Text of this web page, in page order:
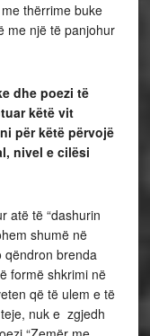
thërrime buke
me një të panjohur
dhe poezi të
këtë vit
për këtë përvojë
nivel e cilësi
atë të “dashurin
shumë në
qëndron brenda
formë shkrimi në
që të ulem e të
nuk e zgjedh